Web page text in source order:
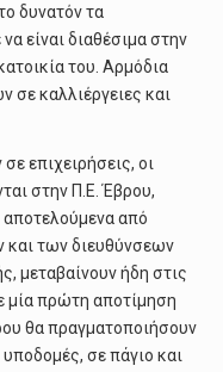
δυνατόν τα
είναι διαθέσιμα στην
του. Αρμόδια
σε καλλιέργειες και
επιχειρήσεις, οι
στην Π.Ε. Έβρου,
από
των διευθύνσεων
μεταβαίνουν ήδη στις
μία πρώτη αποτίμηση
θα πραγματοποιήσουν
υποδομές, σε πάγιο και